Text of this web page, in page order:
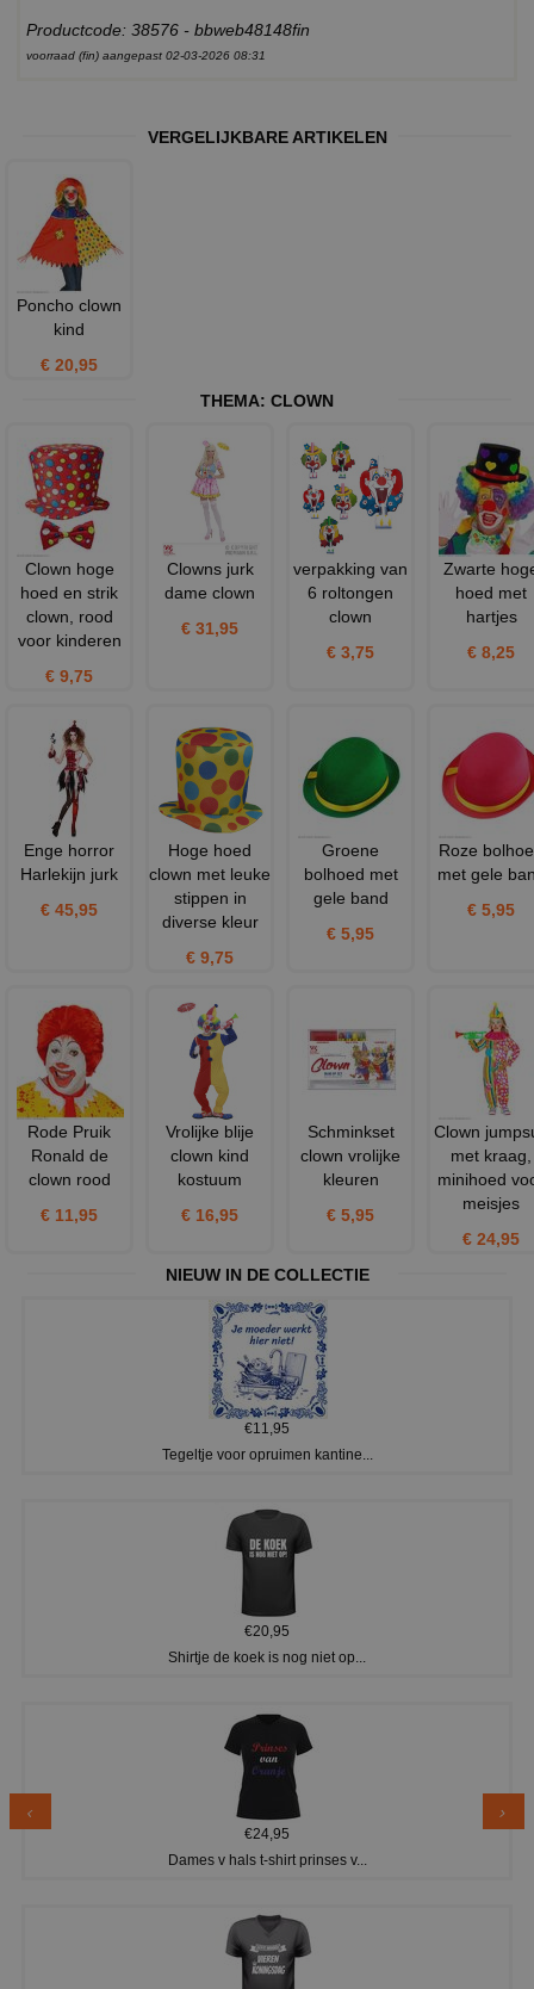
Productcode: 38576 - bbweb48148fin
voorraad (fin) aangepast 02-03-2026 08:31
VERGELIJKBARE ARTIKELEN
Poncho clown
kind
€ 20,95
THEMA: CLOWN
Clown hoge
hoed en strik
clown, rood
voor kinderen
€ 9,75
Clowns jurk
dame clown
€ 31,95
verpakking van
6 roltongen
clown
€ 3,75
Zwarte
hoed met
hartjes
€ 8,25
Enge horror
Harlekijn jurk
€ 45,95
Hoge hoed
clown met leuke
stippen in
diverse kleur
€ 9,75
Groene
bolhoed met
gele band
€ 5,95
Roze
met gele
€ 5,95
Rode Pruik
Ronald de
clown rood
€ 11,95
Vrolijke blije
clown kind
kostuum
€ 16,95
Schminkset
clown vrolijke
kleuren
€ 5,95
Clown
met kraag,
minihoed
meisjes
€ 24,95
NIEUW IN DE COLLECTIE
€11,95
Tegeltje voor opruimen kantine...
€20,95
Shirtje de koek is nog niet op...
€24,95
Dames v hals t-shirt prinses v...